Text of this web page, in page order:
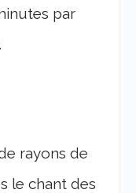
par
rayons de
le chant des